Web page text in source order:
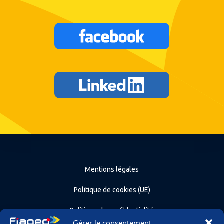
Mentions légales
Politique de cookies (UE)
Politique de confidentialité